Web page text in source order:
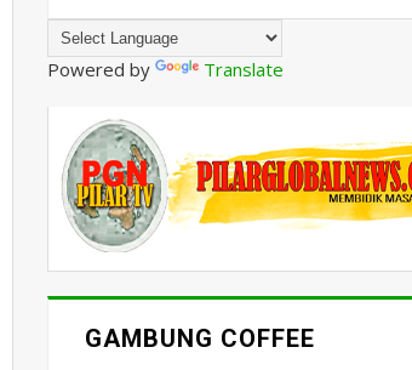
Powered by Translate
GAMBUNG COFFEE